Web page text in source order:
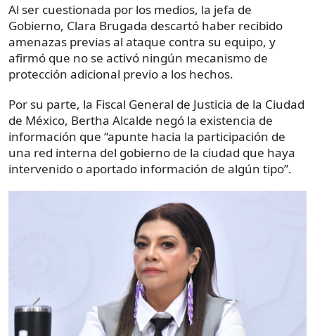
Al ser cuestionada por los medios, la jefa de
Gobierno, Clara Brugada descartó haber recibido
amenazas previas al ataque contra su equipo, y
afirmó que no se activó ningún mecanismo de
protección adicional previo a los hechos.
Por su parte, la Fiscal General de Justicia de la Ciudad
de México, Bertha Alcalde negó la existencia de
información que “apunte hacia la participación de
una red interna del gobierno de la ciudad que haya
intervenido o aportado información de algún tipo”.